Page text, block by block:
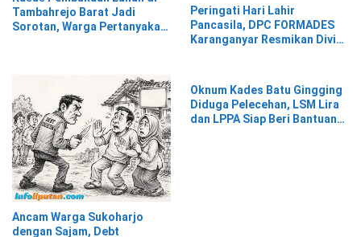
Tambahrejo Barat Jadi
Sorotan, Warga Pertanyakan
Peringati Hari Lahir
Pancasila, DPC FORMADES
Karanganyar Resmikan Divisi
Ancam Warga Sukoharjo
dengan Sajam, Debt
Oknum Kades Batu Gingging
Diduga Pelecehan, LSM Lira
dan LPPA Siap Beri Bantuan